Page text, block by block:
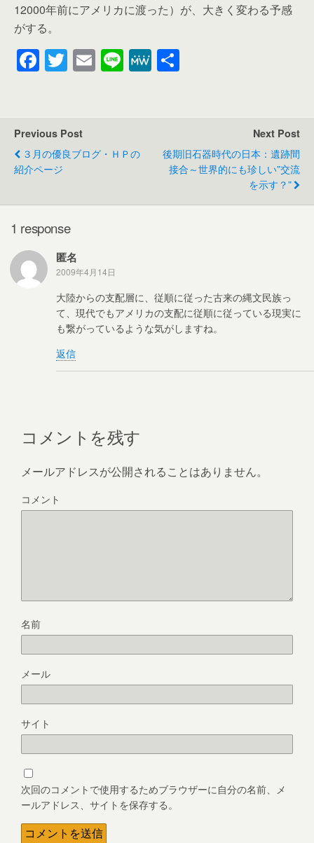
12000年前にアメリカに渡った）が、大きく変わる予感
がする。
F
a
e
b
o
T
wi
er
E
m
Li
n
M
e
Previous Post
３月の優良ブログ・ＨＰの
紹介ページ
Next Post
後期旧石器時代の日本：遺跡間
接合～世界的にも珍しい”交流
を示す？”
1 response
匿名
2009年4月14日
大陸からの支配層に、従順に従った古来の縄文民族っ
て、現代でもアメリカの支配に従順に従っている現実に
も繋がっているような気がしますね。
返信
コメントを残す
メールアドレスが公開されることはありません。
コメント
名前
メール
サイト
次回のコメントで使用するためブラウザーに自分の名前、メ
ールアドレス、サイトを保存する。